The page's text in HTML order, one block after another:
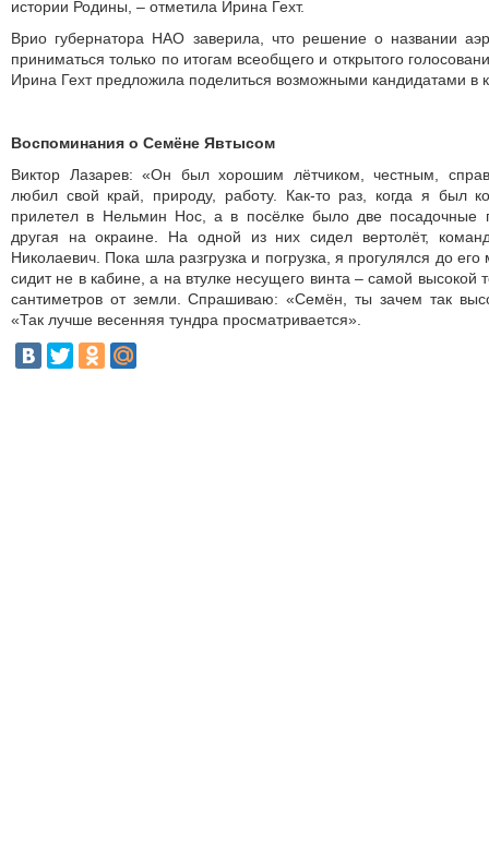
истории Родины, – отметила Ирина Гехт.
Врио губернатора НАО заверила, что решение о названии
приниматься только по итогам всеобщего и открытого
Ирина Гехт предложила поделиться возможными кандидатами в
Воспоминания о Семёне Явтысом
Виктор Лазарев: «Он был хорошим лётчиком, честным,
любил свой край, природу, работу. Как-то раз, когда я был
прилетел в Нельмин Нос, а в посёлке было две посадочные
другая на окраине. На одной из них сидел вертолёт,
Николаевич. Пока шла разгрузка и погрузка, я прогулялся до
сидит не в кабине, а на втулке несущего винта – самой высокой
сантиметров от земли. Спрашиваю: «Семён, ты зачем так
«Так лучше весенняя тундра просматривается».